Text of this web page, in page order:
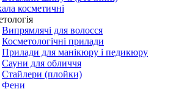
косметичні
Випрямлячі для волосся
Косметологічні прилади
Прилади для манікюру і педикюру
Сауни для обличчя
Стайлери (плойки)
Фени